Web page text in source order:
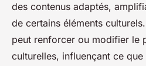
des contenus adaptés,
de certains éléments
peut renforcer ou modifier le
culturelles, influençant ce